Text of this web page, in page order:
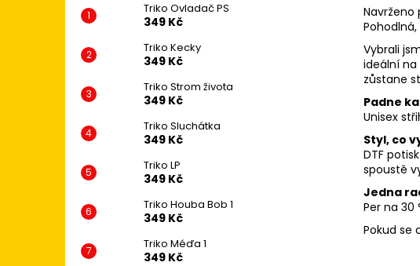
Triko Ovladač PS
349 Kč
Triko Kecky
349 Kč
Triko Strom života
349 Kč
Triko Sluchátka
349 Kč
Triko LP
349 Kč
Triko Houba Bob 1
349 Kč
Triko Méďa 1
349 Kč
Vybrali
ideální na
zůstane
Padne
Unisex
Styl, co
DTF
spoustě
Jedna
Per na
Pokud se